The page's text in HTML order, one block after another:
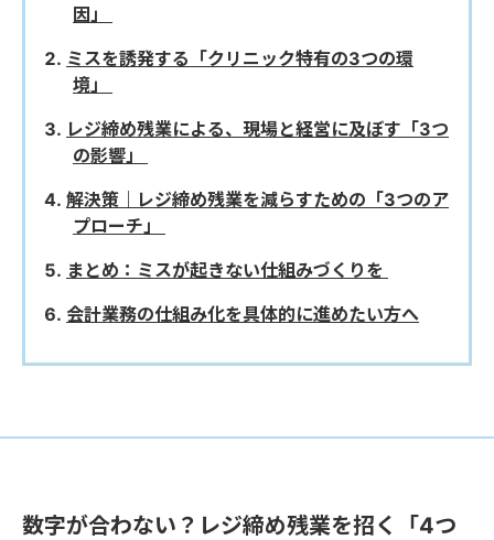
因」
ミスを誘発する「クリニック特有の3つの環
境」
レジ締め残業による、現場と経営に及ぼす「3つ
の影響」
解決策｜レジ締め残業を減らすための「3つのア
プローチ」
まとめ：ミスが起きない仕組みづくりを
会計業務の仕組み化を具体的に進めたい方へ
数字が合わない？レジ締め残業を招く「4つ